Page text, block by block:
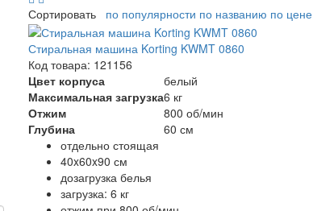
Сортировать по популярности по названию по цене
Стиральная машина Korting KWMT 0860
Код товара: 121156
Цвет корпуса
белый
Максимальная загрузка6 кг
Отжим
800 об/мин
Глубина
60 см
отдельно стоящая
40x60x90 см
дозагрузка белья
загрузка: 6 кг